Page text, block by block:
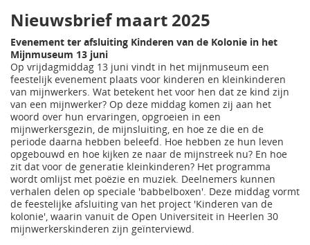
Nieuwsbrief maart 2025
Evenement ter afsluiting Kinderen van de Kolonie in het
Mijnmuseum 13 juni
Op vrijdagmiddag 13 juni vindt in het mijnmuseum een
feestelijk evenement plaats voor kinderen en kleinkinderen
van mijnwerkers. Wat betekent het voor hen dat ze kind zijn
van een mijnwerker? Op deze middag komen zij aan het
woord over hun ervaringen, opgroeien in een
mijnwerkersgezin, de mijnsluiting, en hoe ze die en de
periode daarna hebben beleefd. Hoe hebben ze hun leven
opgebouwd en hoe kijken ze naar de mijnstreek nu? En hoe
zit dat voor de generatie kleinkinderen? Het programma
wordt omlijst met poëzie en muziek. Deelnemers kunnen
verhalen delen op speciale 'babbelboxen'. Deze middag vormt
de feestelijke afsluiting van het project 'Kinderen van de
kolonie', waarin vanuit de Open Universiteit in Heerlen 30
mijnwerkerskinderen zijn geïnterviewd.